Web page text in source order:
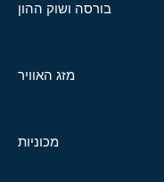
בורסה ושוק ההון
מזג האוויר
מכוניות